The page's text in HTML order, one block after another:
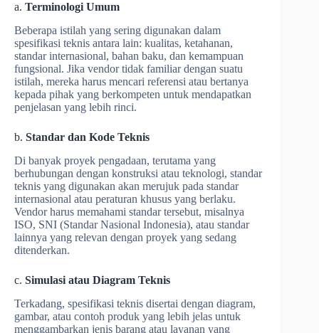
a. Terminologi Umum
Beberapa istilah yang sering digunakan dalam
spesifikasi teknis antara lain: kualitas, ketahanan,
standar internasional, bahan baku, dan kemampuan
fungsional. Jika vendor tidak familiar dengan suatu
istilah, mereka harus mencari referensi atau bertanya
kepada pihak yang berkompeten untuk mendapatkan
penjelasan yang lebih rinci.
b. Standar dan Kode Teknis
Di banyak proyek pengadaan, terutama yang
berhubungan dengan konstruksi atau teknologi, standar
teknis yang digunakan akan merujuk pada standar
internasional atau peraturan khusus yang berlaku.
Vendor harus memahami standar tersebut, misalnya
ISO, SNI (Standar Nasional Indonesia), atau standar
lainnya yang relevan dengan proyek yang sedang
ditenderkan.
c. Simulasi atau Diagram Teknis
Terkadang, spesifikasi teknis disertai dengan diagram,
gambar, atau contoh produk yang lebih jelas untuk
menggambarkan jenis barang atau layanan yang